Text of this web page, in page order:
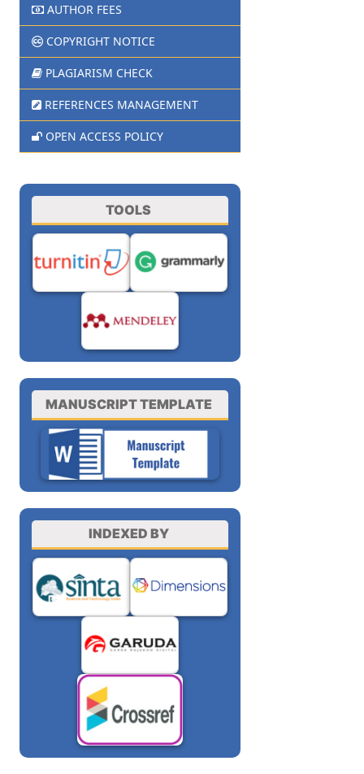
AUTHOR FEES
COPYRIGHT NOTICE
PLAGIARISM CHECK
REFERENCES MANAGEMENT
OPEN ACCESS POLICY
TOOLS
MANUSCRIPT TEMPLATE
INDEXED BY